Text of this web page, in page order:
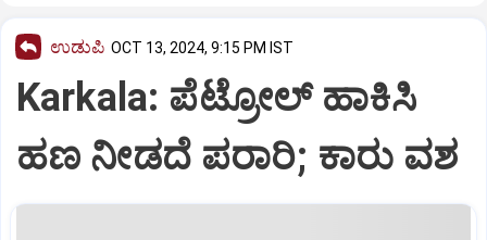
ಉಡುಪಿ OCT 13, 2024, 9:15 PM IST
Karkala: ಪೆಟ್ರೋಲ್‌ ಹಾಕಿಸಿ
ಹಣ ನೀಡದೆ ಪರಾರಿ; ಕಾರು ವಶ